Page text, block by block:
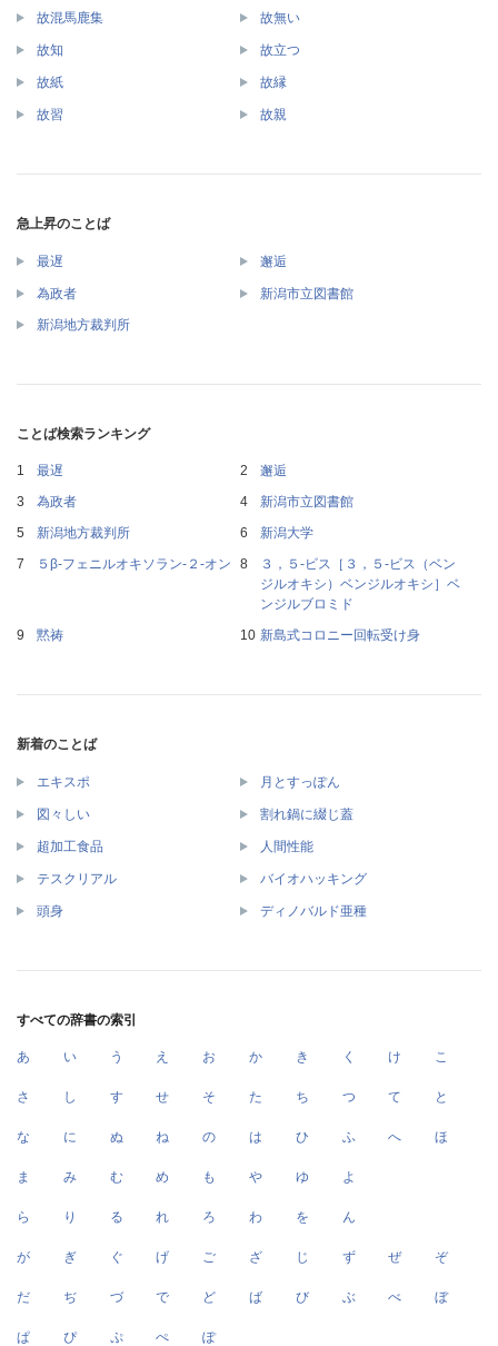
故混馬鹿集 故無い
故知 故立つ
故紙 故縁
故習 故親
急上昇のことば
最遅 邂逅
為政者 新潟市立図書館
新潟地方裁判所
ことば検索ランキング
最遅
邂逅
為政者
新潟市立図書館
新潟地方裁判所
新潟大学
５β‐フェニルオキソラン‐２‐オン
３，５‐ビス［３，５‐ビス（ベン
ジルオキシ）ベンジルオキシ］ベ
ンジルブロミド
黙祷
新島式コロニー回転受け身
新着のことば
エキスポ 月とすっぽん
図々しい 割れ鍋に綴じ蓋
超加工食品 人間性能
テスクリアル バイオハッキング
頭身 ディノバルド亜種
すべての辞書の索引
あ い う え お か き く け こ
さ し す せ そ た ち つ て と
な に ぬ ね の は ひ ふ へ ほ
ま み む め も や ゆ よ
ら り る れ ろ わ を ん
が ぎ ぐ げ ご ざ じ ず ぜ ぞ
だ ぢ づ で ど ば び ぶ べ ぼ
ぱ ぴ ぷ ぺ ぽ